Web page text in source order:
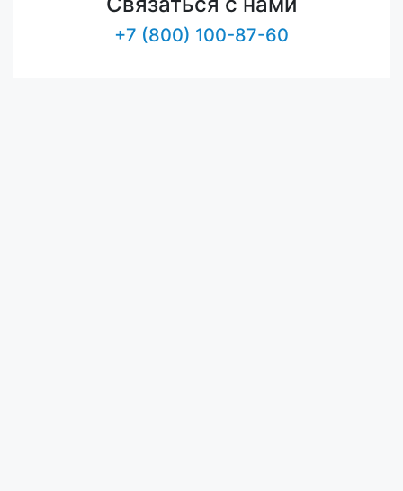
+7 (800) 100-87-60